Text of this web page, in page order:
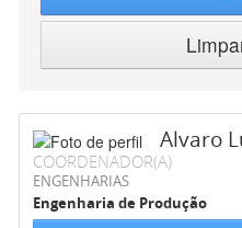
Alvaro
COORDENADOR(A)
ENGENHARIAS
Engenharia de Produção